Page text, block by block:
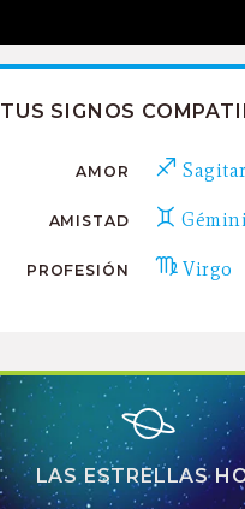
TUS SIGNOS
AMOR
AMISTAD
PROFESIÓN Virgo
LAS ESTRELLAS